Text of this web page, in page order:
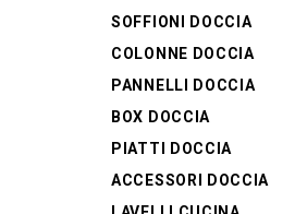
SOFFIONI DOCCIA
COLONNE DOCCIA
PANNELLI DOCCIA
BOX DOCCIA
PIATTI DOCCIA
ACCESSORI DOCCIA